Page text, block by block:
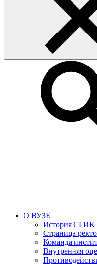
О ВУЗЕ
История СГИК
Страница
Команда
Внутренняя